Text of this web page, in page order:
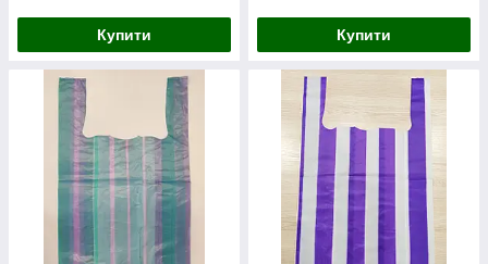
Купити Купити